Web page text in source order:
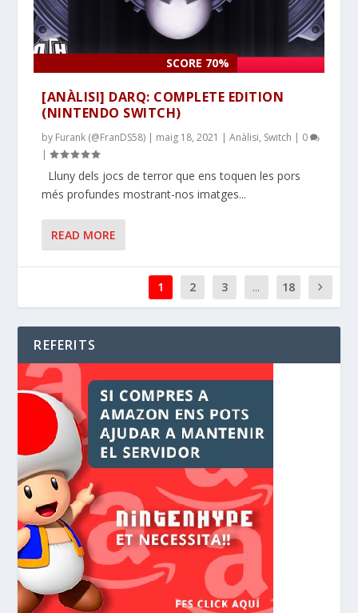
SCORE 70%
[ANÀLISI] DARQ: COMPLETE EDITION
(NINTENDO SWITCH)
by Furank (@FranDS58) | maig 18, 2021 |Anàlisi, Switch | 0
|
Lluny dels jocs de terror que ens toquen les pors
més profundes mostrant-nos imatges...
READ MORE
1 2 3 ... 18
REFERITS